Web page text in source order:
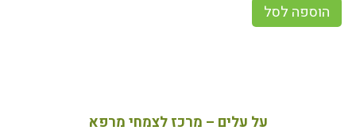
הוספה לסל
על עלים – מרכז לצמחי מרפא